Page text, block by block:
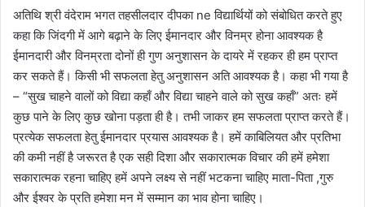
अतिथि श्री वंदेराम भगत तहसीलदार दीपका ne विद्यार्थियों को संबोधित करते हुए
कहा कि जिंदगी में आगे बढ़ाने के लिए ईमानदार और विनम्र होना आवश्यक है
ईमानदारी और विनम्रता दोनों ही गुण अनुशासन के दायरे में रहकर ही हम प्राप्त
कर सकते हैं। किसी भी सफलता हेतु अनुशासन अति आवश्यक है। कहा भी गया है
– “सुख चाहने वालों को विद्या कहाँ और विद्या चाहने वाले को सुख कहाँ” अतः हमें
कुछ पाने के लिए कुछ खोना पड़ता ही है। तभी जाकर हम सफलता प्राप्त करते हैं।
प्रत्येक सफलता हेतु ईमानदार प्रयास आवश्यक है। हमें काबिलियत और प्रतिभा
की कमी नहीं है जरूरत है एक सही दिशा और सकारात्मक विचार की हमें हमेशा
सकारात्मक रहना चाहिए हमें अपने लक्ष्य से नहीं भटकना चाहिए माता-पिता ,गुरु
और ईश्वर के प्रति हमेशा मन में सम्मान का भाव होना चाहिए।